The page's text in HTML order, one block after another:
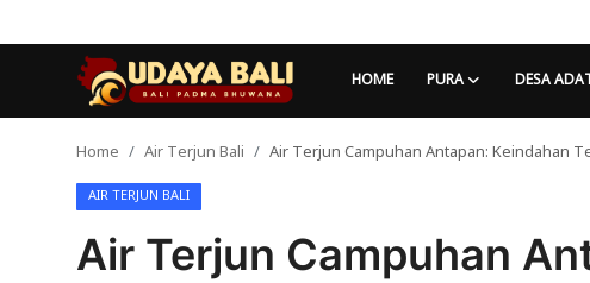
HOME PURA DESA
Desa Adat
Home Air Terjun Bali Air Terjun Campuhan Antapan: Keindahan
AIR TERJUN BALI
Air Terjun Campuhan